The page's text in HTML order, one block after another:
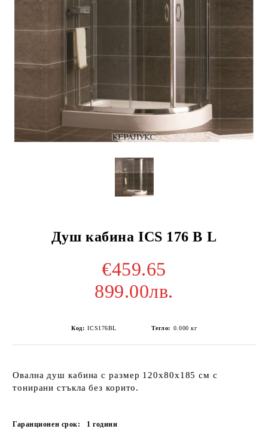
Душ кабина ICS 176 B L
€459.65
899.00лв.
Код: ICS176BL Тегло: 0.000 кг
Овална душ кабина с размер 120х80х185 см с
тонирани стъкла без корито.
Гаранционен срок: 1години